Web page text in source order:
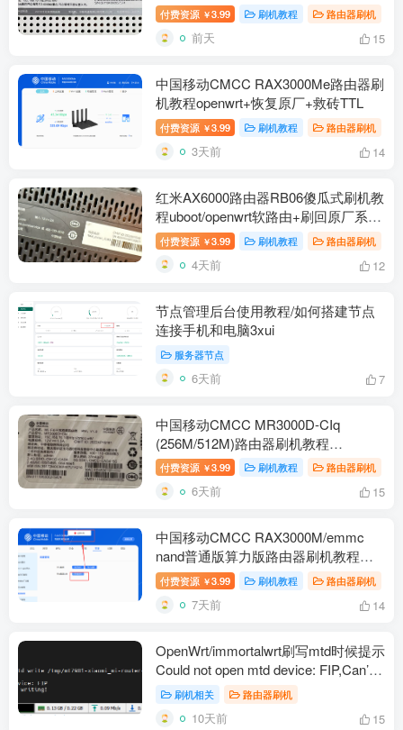
付费资源 ￥3.99 刷机教程 路由器刷机
前天 15
中国移动CMCC RAX3000Me路由器刷
机教程openwrt+恢复原厂+救砖TTL
付费资源 ￥3.99 刷机教程 路由器刷机
3天前 14
红米AX6000路由器RB06傻瓜式刷机教
程uboot/openwrt软路由+刷回原厂系统
教程
付费资源 ￥3.99 刷机教程 路由器刷机
4天前 12
节点管理后台使用教程/如何搭建节点
连接手机和电脑3xui
服务器节点
6天前 7
中国移动CMCC MR3000D-CIq
(256M/512M)路由器刷机教程
openwrt+恢复原厂
付费资源 ￥3.99 刷机教程 路由器刷机
6天前 15
中国移动CMCC RAX3000M/emmc
nand普通版算力版路由器刷机教程
openwrt+恢复原厂
付费资源 ￥3.99 刷机教程 路由器刷机
7天前 14
OpenWrt/immortalwrt刷写mtd时候提示
Could not open mtd device: FIP,Can’t
open device for writing!解决办法
刷机相关 路由器刷机
10天前 15